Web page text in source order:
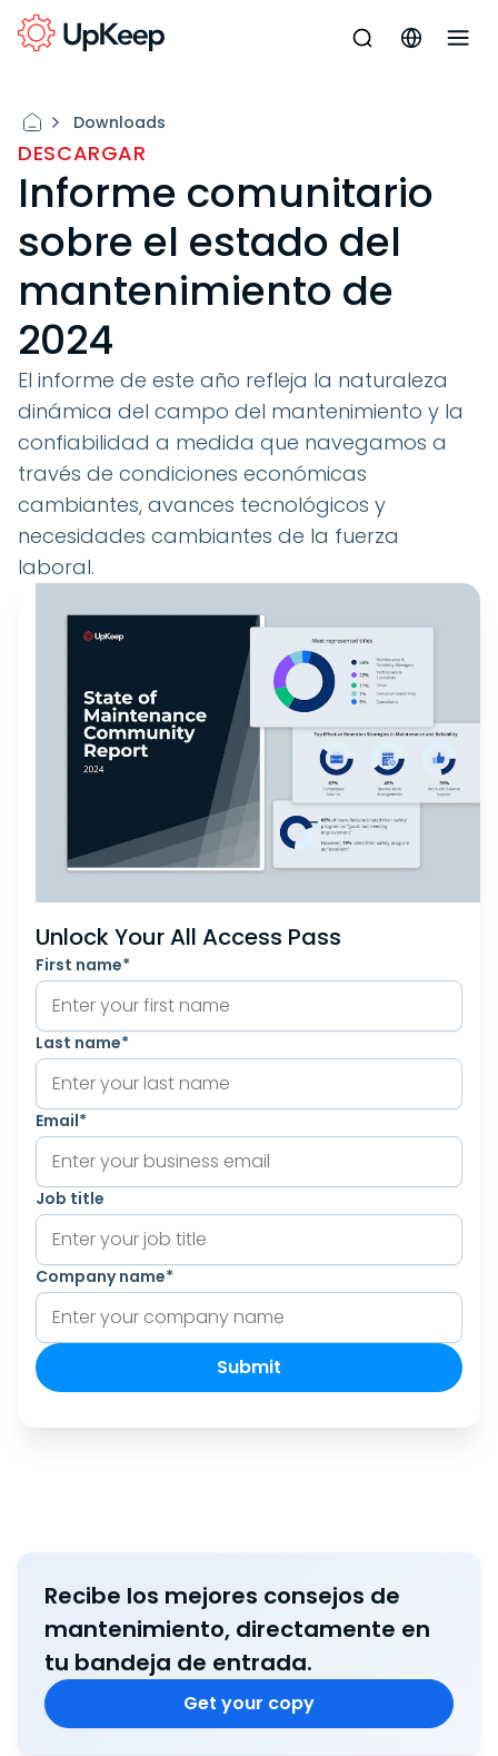
Downloads
DESCARGAR
Informe comunitario
sobre el estado del
mantenimiento de
2024
El informe de este año refleja la naturaleza
dinámica del campo del mantenimiento y la
confiabilidad a medida que navegamos a
través de condiciones económicas
cambiantes, avances tecnológicos y
necesidades cambiantes de la fuerza
laboral.
Unlock Your All Access Pass
First name*
Last name*
Email*
Job title
Company name*
Recibe los mejores consejos de
mantenimiento, directamente en
tu bandeja de entrada.
Get your copy